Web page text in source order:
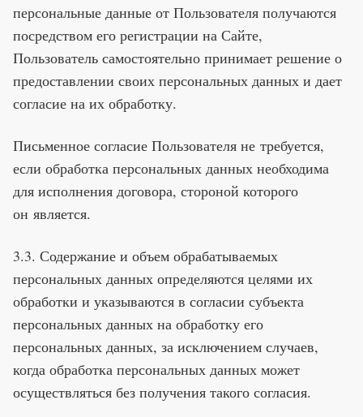
персональные данные от Пользователя получаются
посредством его регистрации на Сайте,
Пользователь самостоятельно принимает решение о
предоставлении своих персональных данных и дает
согласие на их обработку.
Письменное согласие Пользователя не требуется,
если обработка персональных данных необходима
для исполнения договора, стороной которого
он является.
3.3. Содержание и объем обрабатываемых
персональных данных определяются целями их
обработки и указываются в согласии субъекта
персональных данных на обработку его
персональных данных, за исключением случаев,
когда обработка персональных данных может
осуществляться без получения такого согласия.